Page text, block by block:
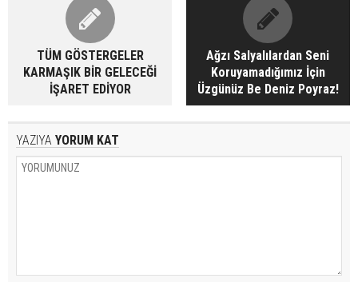
TÜM GÖSTERGELER
KARMAŞIK BİR GELECEĞİ
İŞARET EDİYOR
Ağzı Salyalılardan Seni
Koruyamadığımız İçin
Üzgünüz Be Deniz Poyraz!
YAZIYA YORUM KAT